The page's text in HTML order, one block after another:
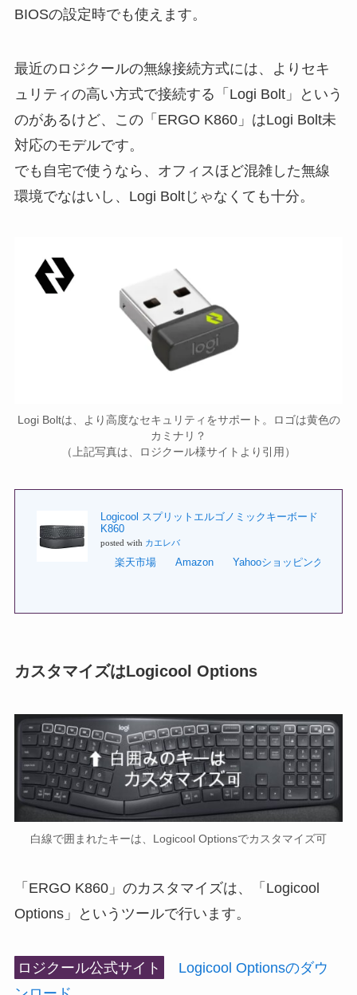
BIOSの設定時でも使えます。
最近のロジクールの無線接続方式には、よりセキ
ュリティの高い方式で接続する「Logi Bolt」という
のがあるけど、この「ERGO K860」はLogi Bolt未
対応のモデルです。
でも自宅で使うなら、オフィスほど混雑した無線
環境でなはいし、Logi Boltじゃなくても十分。
Logi Boltは、より高度なセキュリティをサポート。ロゴは黄色の
カミナリ？
（上記写真は、ロジクール様サイトより引用）
Logicool スプリットエルゴノミックキーボード
K860
posted with カエレバ
楽天市場 Amazon Yahooショッピング
カスタマイズはLogicool Options
白線で囲まれたキーは、Logicool Optionsでカスタマイズ可
「ERGO K860」のカスタマイズは、「Logicool
Options」というツールで行います。
ロジクール公式サイト
Logicool Optionsのダウ